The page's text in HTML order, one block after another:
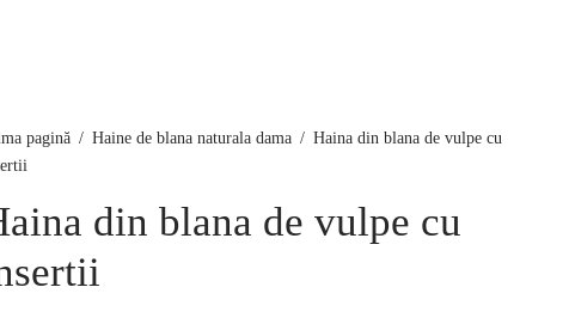
pagină / Haine de blana naturala dama / Haina din blana de vulpe cu
din blana de vulpe cu